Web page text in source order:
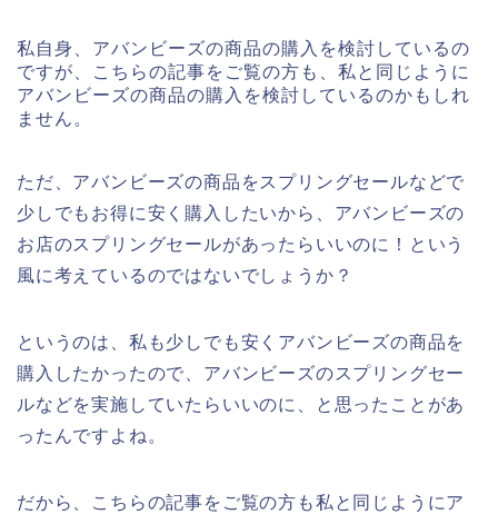
私自身、アバンビーズの商品の購入を検討しているの
ですが、こちらの記事をご覧の方も、私と同じように
アバンビーズの商品の購入を検討しているのかもしれ
ません。
ただ、アバンビーズの商品をスプリングセールなどで
少しでもお得に安く購入したいから、アバンビーズの
お店のスプリングセールがあったらいいのに！という
風に考えているのではないでしょうか？
というのは、私も少しでも安くアバンビーズの商品を
購入したかったので、アバンビーズのスプリングセー
ルなどを実施していたらいいのに、と思ったことがあ
ったんですよね。
だから、こちらの記事をご覧の方も私と同じようにア